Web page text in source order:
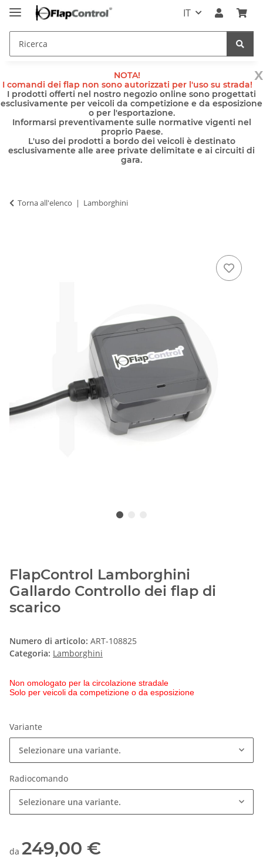
IT
x
NOTA!
I comandi dei flap non sono autorizzati per l'uso su strada!
I prodotti offerti nel nostro negozio online sono progettati
esclusivamente per veicoli da competizione e da esposizione
o per l'esportazione.
Informarsi preventivamente sulle normative vigenti nel
proprio Paese.
L'uso dei prodotti a bordo dei veicoli è destinato
esclusivamente alle aree private delimitate e ai circuiti di
gara.
Torna all'elenco Lamborghini
FlapControl Lamborghini
Gallardo Controllo dei flap di
scarico
Numero di articolo: ART-108825
Categoria: Lamborghini
Non omologato per la circolazione stradale
Solo per veicoli da competizione o da esposizione
Variante
Selezionare una variante.
Radiocomando
Selezionare una variante.
da 249,00 €